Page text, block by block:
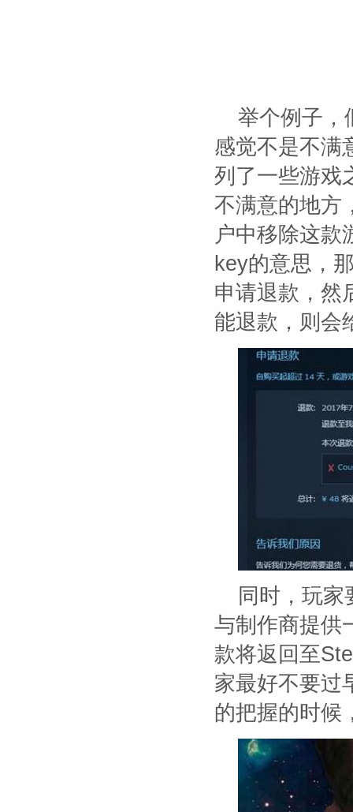
举个例子，
感觉不是不满
列了一些游戏
不满意的地方
户中移除这款
key的意思，
申请退款，然
能退款，则会
同时，玩
与制作商提供
款将返回至
家最好不要过
的把握的时候